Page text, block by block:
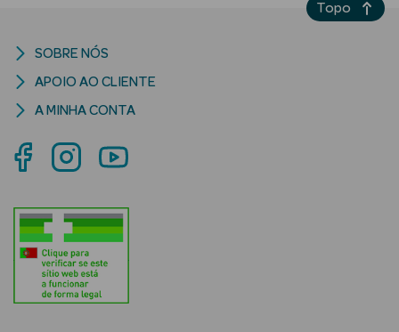
Ver Tudo
Solares
Solares de
Rosto
Protetores
Solares de
SOBRE NÓS
APOIO AO CLIENTE
A MINHA CONTA
Topo